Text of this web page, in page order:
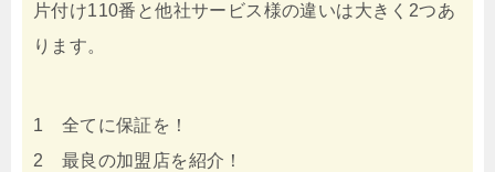
片付け110番と他社サービス様の違いは大きく2つあ
ります。
1 全てに保証を！
2 最良の加盟店を紹介！